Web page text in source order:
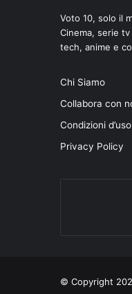
Voto 10, solo il
Cinema, serie
tech, anime e
Chi Siamo
Collabora con
Condizioni d’uso
Privacy Policy
© Copyright